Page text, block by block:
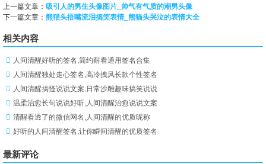
上一篇文章： 吸引人的男生头像图片_帅气有气质的潮男头像
下一篇文章： 熊猫头捂嘴流泪搞笑表情_熊猫头哭泣的表情大全
相关内容
人间清醒好听的签名,简约耐看通用签名合集
人间清醒独处走心签名,高冷拽风长款个性签名
人间清醒搞怪说说文案,日常沙雕趣味搞笑说说
温柔治愈长句说说好听,人间清醒治愈说说文案
清醒看透了的微信网名,人间清醒的优质昵称
好听的人间清醒签名,让你瞬间清醒的优质签名
最新评论